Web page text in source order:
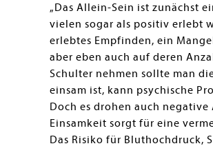
„Das Allein-Sein ist zunächst
vielen sogar als positiv erlebt
erlebtes Empfinden, ein
aber eben auch auf deren
Schulter nehmen sollte man
einsam ist, kann psychische
Doch es drohen auch
Einsamkeit sorgt für eine
Das Risiko für Bluthochdruck,